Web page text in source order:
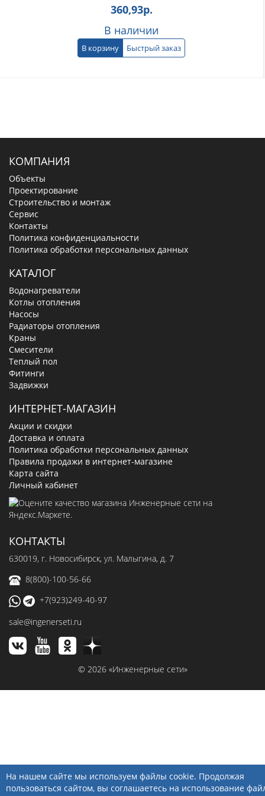
360,93р.
В наличии
В корзину Быстрый заказ
КОМПАНИЯ
Объекты
Проектирование
Строительство и монтаж
Сервис
Контакты
Политика конфиденциальности
Политика обработки персональных данных
КАТАЛОГ
Водонагреватели
Котлы отопления
Насосы
Радиаторы отопления
Краны
Смесители
Теплый пол
Фитинги
Задвижки
ИНТЕРНЕТ-МАГАЗИН
Акции и скидки
Доставка и оплата
Политика обработки персональных данных
Правила продажи в интернет-магазине
Карта сайта
Личный кабинет
КОНТАКТЫ
630019, г. Новосибирск, ул. Малыгина, д. 7
8(800)-100-56-66
+7(923)249-40-97
sale@ingenerseti.ru
© 2026 «Инженерные сети»
На нашем сайте мы используем файлы cookie. Продолжая
пользоваться сайтом, вы соглашаетесь на использование